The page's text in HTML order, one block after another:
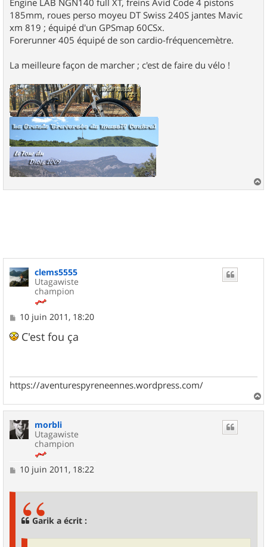
185mm, roues perso moyeu DT Swiss 240S jantes Mavic
xm 819 ; équipé d'un GPSmap 60CSx.
Forerunner 405 équipé de son cardio-fréquencemètre.
La meilleure façon de marcher ; c'est de faire du vélo !
a
clems5555
Utagawiste
champion
M
s
10 juin 2011, 18:20
C'est fou ça
https://aventurespyreneennes.wordpress.com/
a
morbli
Utagawiste
champion
M10 juin 2011, 18:22
Garik a écrit :